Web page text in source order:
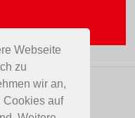
Webseite
zu
wir an,
Cookies auf